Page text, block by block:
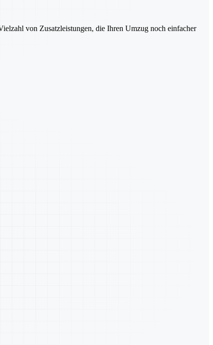
von Zusatzleistungen, die Ihren Umzug noch einfacher